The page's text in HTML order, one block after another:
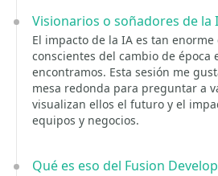
Visionarios o soñadores de la
El impacto de la IA es tan
conscientes del cambio de época
encontramos. Esta sesión me
mesa redonda para preguntar a
visualizan ellos el futuro y el
equipos y negocios.
Qué es eso del Fusion